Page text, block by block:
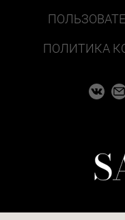
ПОЛИТИКА